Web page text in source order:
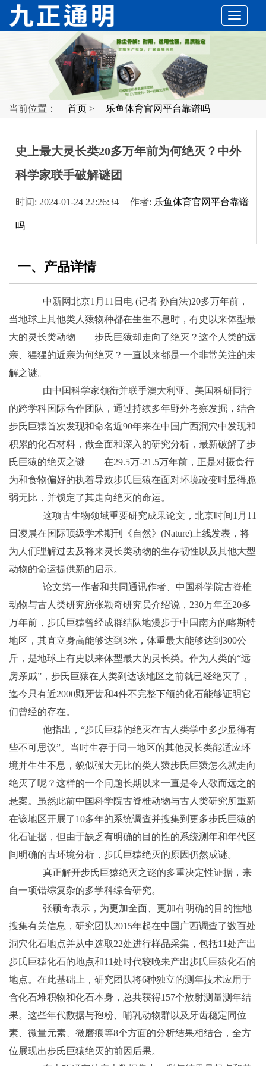
切
导
当前位置： 首页 > 乐鱼体育官网平台靠谱吗
史上最大灵长类20多万年前为何绝灭？中外
科学家联手破解谜团
时间: 2024-01-24 22:26:34 | 作者: 乐鱼体育官网平台靠谱
吗
一、产品详情
中新网北京1月11日电 (记者 孙自法)20多万年前，
当地球上其他类人猿物种都在生生不息时，有史以来体型最
大的灵长类动物——步氏巨猿却走向了绝灭？这个人类的远
亲、猩猩的近亲为何绝灭？一直以来都是一个非常关注的未
解之谜。
由中国科学家领衔并联手澳大利亚、美国科研同行
的跨学科国际合作团队，通过持续多年野外考察发掘，结合
步氏巨猿首次发现和命名近90年来在中国广西洞穴中发现和
积累的化石材料，做全面和深入的研究分析，最新破解了步
氏巨猿的绝灭之谜——在29.5万-21.5万年前，正是对摄食行
为和食物偏好的执着导致步氏巨猿在面对环境改变时显得脆
弱无比，并锁定了其走向绝灭的命运。
这项古生物领域重要研究成果论文，北京时间1月11
日凌晨在国际顶级学术期刊《自然》(Nature)上线发表，将
为人们理解过去及将来灵长类动物的生存韧性以及其他大型
动物的命运提供新的启示。
论文第一作者和共同通讯作者、中国科学院古脊椎
动物与古人类研究所张颖奇研究员介绍说，230万年至20多
万年前，步氏巨猿曾经成群结队地漫步于中国南方的喀斯特
地区，其直立身高能够达到3米，体重最大能够达到300公
斤，是地球上有史以来体型最大的灵长类。作为人类的“远
房亲戚”，步氏巨猿在人类到达该地区之前就已经绝灭了，
迄今只有近2000颗牙齿和4件不完整下颌的化石能够证明它
们曾经的存在。
他指出，“步氏巨猿的绝灭在古人类学中多少显得有
些不可思议”。当时生存于同一地区的其他灵长类能适应环
境并生生不息，貌似强大无比的类人猿步氏巨猿怎么就走向
绝灭了呢？这样的一个问题长期以来一直是令人敬而远之的
悬案。虽然此前中国科学院古脊椎动物与古人类研究所重新
在该地区开展了10多年的系统调查并搜集到更多步氏巨猿的
化石证据，但由于缺乏有明确的目的性的系统测年和年代区
间明确的古环境分析，步氏巨猿绝灭的原因仍然成谜。
真正解开步氏巨猿绝灭之谜的多重决定性证据，来
自一项错综复杂的多学科综合研究。
张颖奇表示，为更加全面、更加有明确的目的性地
搜集有关信息，研究团队2015年起在中国广西调查了数百处
洞穴化石地点并从中选取22处进行样品采集，包括11处产出
步氏巨猿化石的地点和11处时代较晚未产出步氏巨猿化石的
地点。在此基础上，研究团队将6种独立的测年技术应用于
含化石堆积物和化石本身，总共获得157个放射测量测年结
果。这些年代数据与孢粉、哺乳动物群以及牙齿稳定同位
素、微量元素、微磨痕等8个方面的分析结果相结合，全方
位展现出步氏巨猿绝灭的前因后果。